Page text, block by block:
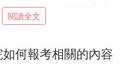
上，一般不超過 40 周歲。
規章制度。
閱讀全文
何報考相關的內容